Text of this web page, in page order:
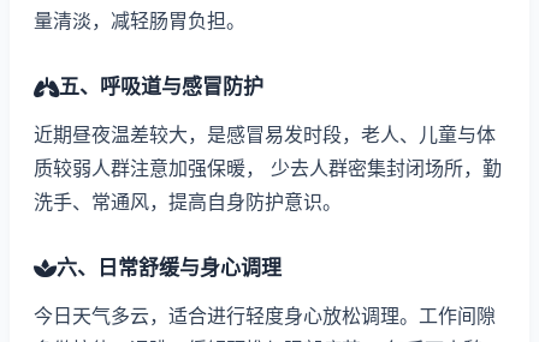
量清淡，减轻肠胃负担。
五、呼吸道与感冒防护
近期昼夜温差较大，是感冒易发时段，老人、儿童与体
质较弱人群注意加强保暖， 少去人群密集封闭场所，勤
洗手、常通风，提高自身防护意识。
六、日常舒缓与身心调理
今日天气多云，适合进行轻度身心放松调理。工作间隙